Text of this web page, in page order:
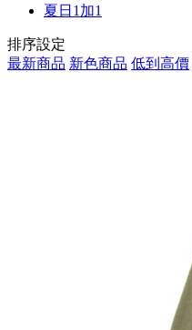
夏日1加1
排序設定
最新商品 新色商品 低到高價